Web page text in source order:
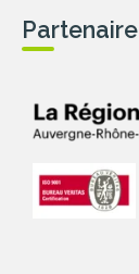
Partenaire